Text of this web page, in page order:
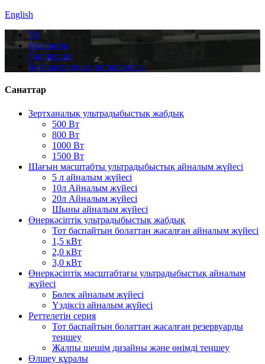
English
Үй
Қолданба
Дисперсия
Бояғыштардың дисперсиясы
Санаттар
Зертханалық ультрадыбыстық жабдық
500 Вт
800 Вт
1000 Вт
1500 Вт
Шағын масштабты ультрадыбыстық айналым жүйесі
5 л айналым жүйесі
10л Айналым жүйесі
20л Айналым жүйесі
Шыны айналым жүйесі
Өнеркәсіптік ультрадыбыстық жабдық
Тот баспайтын болаттан жасалған айналым жүйесі
1,5 кВт
2,0 кВт
3,0 кВт
Өнеркәсіптік масштабтағы ультрадыбыстық айналым
жүйесі
Бөлек айналым жүйесі
Үздіксіз айналым жүйесі
Реттелетін серия
Тот баспайтын болаттан жасалған резервуарды
теңшеу
Жалпы шешім дизайны және өнімді теңшеу
Өлшеу құралы